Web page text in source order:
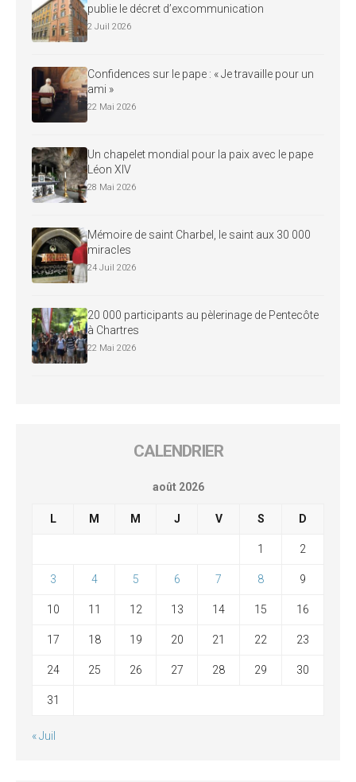
publie le décret d’excommunication
2 Juil 2026
Confidences sur le pape : « Je travaille pour un
ami »
22 Mai 2026
Un chapelet mondial pour la paix avec le pape
Léon XIV
28 Mai 2026
Mémoire de saint Charbel, le saint aux 30 000
miracles
24 Juil 2026
20 000 participants au pèlerinage de Pentecôte
à Chartres
22 Mai 2026
CALENDRIER
août 2026
L M M J V S D
1 2
3 4 5 6 7 8 9
10 11 12 13 14 15 16
17 18 19 20 21 22 23
24 25 26 27 28 29 30
31
« Juil